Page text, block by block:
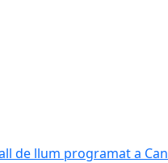
de llum programat a Can